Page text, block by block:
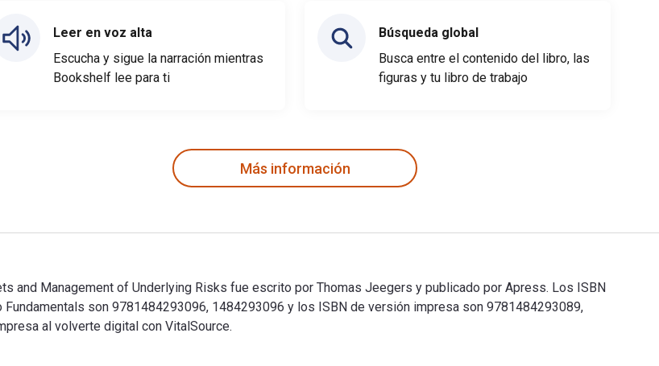
Leer en voz alta
Escucha y sigue la narración mientras
Bookshelf lee para ti
Búsqueda global
Busca entre el contenido del libro, las
figuras y tu libro de trabajo
Más información
and Management of Underlying Risks fue escrito por Thomas Jeegers y publicado por Apress. Los ISBN
son 9781484293096, 1484293096 y los ISBN de versión impresa son 9781484293089,
al volverte digital con VitalSource.